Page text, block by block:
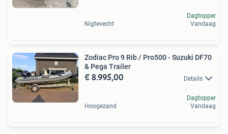
Nigtevecht
Dagtopper
Vandaag
Zodiac Pro 9 Rib / Pro500 - Suzuki DF70
& Pega Trailer
€ 8.995,00 Details
Hoogezand
Dagtopper
Vandaag